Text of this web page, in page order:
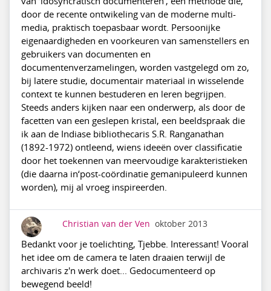
door de recente ontwikeling van de moderne multi-
media, praktisch toepasbaar wordt. Persoonijke
eigenaardigheden en voorkeuren van samenstellers en
gebruikers van documenten en
documentenverzamelingen, worden vastgelegd om zo,
bij latere studie, documentair materiaal in wisselende
context te kunnen bestuderen en leren begrijpen.
Steeds anders kijken naar een onderwerp, als door de
facetten van een geslepen kristal, een beeldspraak die
ik aan de Indiase bibliothecaris S.R. Ranganathan
(1892-1972) ontleend, wiens ideeën over classificatie
door het toekennen van meervoudige karakteristieken
(die daarna in‘post-coördinatie gemanipuleerd kunnen
worden), mij al vroeg inspireerden.
Christian van der Ven oktober 2013
Bedankt voor je toelichting, Tjebbe. Interessant! Vooral
het idee om de camera te laten draaien terwijl de
archivaris z'n werk doet... Gedocumenteerd op
bewegend beeld!